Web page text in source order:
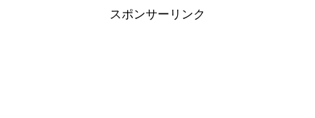
スポンサーリンク